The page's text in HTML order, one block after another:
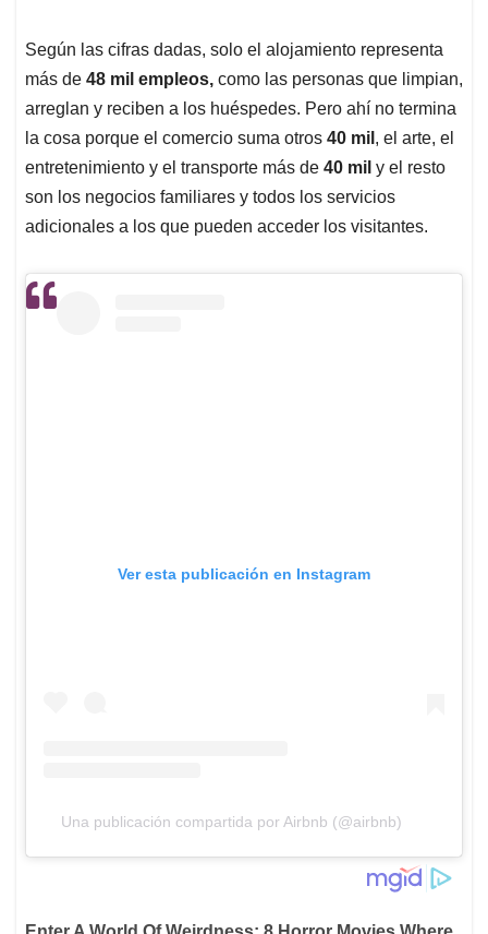
Según las cifras dadas, solo el alojamiento representa
más de 48 mil empleos, como las personas que limpian,
arreglan y reciben a los huéspedes. Pero ahí no termina
la cosa porque el comercio suma otros 40 mil , el arte, el
entretenimiento y el transporte más de 40 mil y el resto
son los negocios familiares y todos los servicios
adicionales a los que pueden acceder los visitantes.
Ver esta publicación en Instagram
Una publicación compartida por Airbnb (@airbnb)